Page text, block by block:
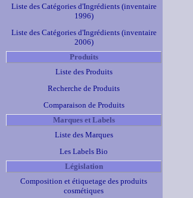
Liste des Catégories d'Ingrédients (inventaire
1996)
Liste des Catégories d'Ingrédients (inventaire
2006)
Produits
Liste des Produits
Recherche de Produits
Comparaison de Produits
Marques et Labels
Liste des Marques
Les Labels Bio
Législation
Composition et étiquetage des produits
cosmétiques